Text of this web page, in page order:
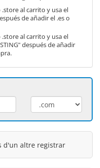
al carrito y usa el
de añadir el .es o
al carrito y usa el
después de añadir
d'un altre registrar